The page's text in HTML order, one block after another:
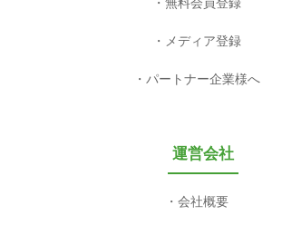
無料会員登録
メディア登録
パートナー企業様へ
運営会社
会社概要